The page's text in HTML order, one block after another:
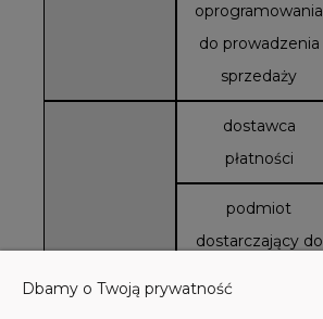
oprogramowania
do prowadzenia
sprzedaży
dostawca
płatności
podmiot
dostarczający do
Dbamy o Twoją prywatność